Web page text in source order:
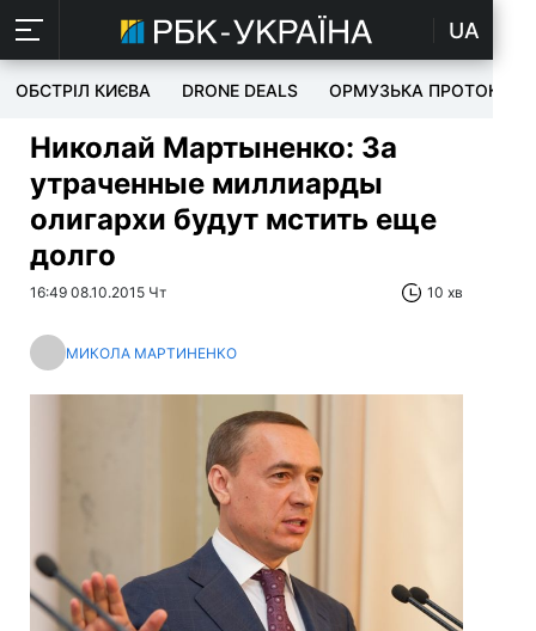
UA
ОБСТРІЛ КИЄВА DRONE DEALS ОРМУЗЬКА ПРОТОКА
Николай Мартыненко: За
утраченные миллиарды
олигархи будут мстить еще
долго
16:49 08.10.2015 Чт 10 хв
МИКОЛА МАРТИНЕНКО